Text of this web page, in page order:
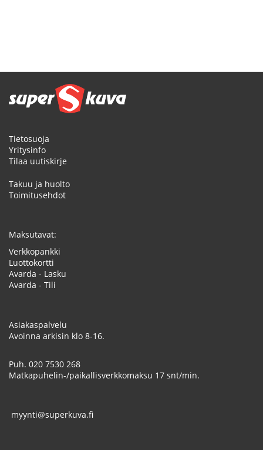
Tietosuoja
Yritysinfo
Tilaa uutiskirje
Takuu ja huolto
Toimitusehdot
Maksutavat:
Verkkopankki
Luottokortti
Avarda - Lasku
Avarda - Tili
Asiakaspalvelu
Avoinna arkisin klo 8-16.
Puh. 020 7530 268
Matkapuhelin-/paikallisverkkomaksu 17 snt/min.
myynti@superkuva.fi